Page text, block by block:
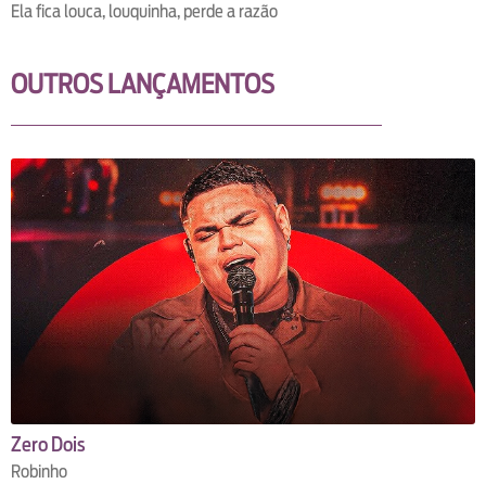
Ela fica louca, louquinha, perde a razão
OUTROS LANÇAMENTOS
Zero Dois
Robinho